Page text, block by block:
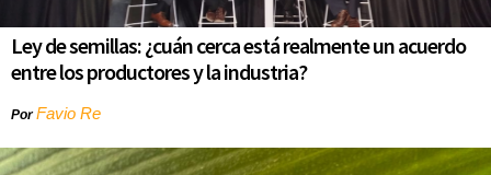
Ley de semillas: ¿cuán cerca está realmente un acuerdo
entre los productores y la industria?
PorFavio Re